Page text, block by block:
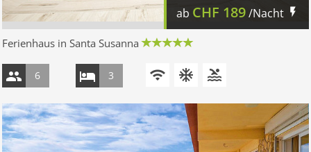
ab CHF 189/Nacht
Ferienhaus in Santa Susanna
6 3